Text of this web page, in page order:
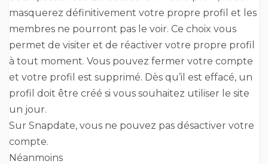
masquerez définitivement votre propre profil et les
membres ne pourront pas le voir. Ce choix vous
permet de visiter et de réactiver votre propre profil
à tout moment. Vous pouvez fermer votre compte
et votre profil est supprimé. Dès qu’il est effacé, un
profil doit être créé si vous souhaitez utiliser le site
un jour.
Sur Snapdate, vous ne pouvez pas désactiver votre
compte.
Néanmoins